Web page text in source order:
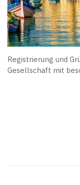
Registrierung und
Gesellschaft mit